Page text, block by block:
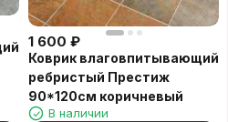
1 600 ₽
Коврик влаговпитывающий
ребристый Престиж
90*120см коричневый
В наличии